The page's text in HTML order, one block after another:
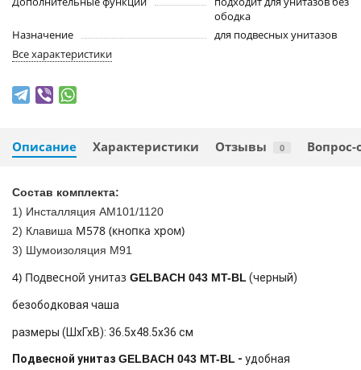
ободка
Назначение
для подвесных унитазов
Все характеристики
Описание Характеристики Отзывы 0 Вопрос-
Состав комплекта:
1) Инсталляция AM101/1120
2) Клавиша M578 (кнопка хром)
3) Шумоизоляция M91
4) Подвесной унитаз GELBACH 043 MT-BL(черный)
безободковая чаша
размеры (ШхГхВ): 36.5х48.5х36 см
Подвесной унитаз GELBACH 043 MT-BL - удобная